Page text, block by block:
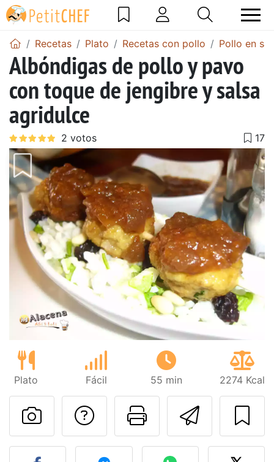
Recetas Plato Recetas con pollo Pollo en
Albóndigas de pollo y pavo
con toque de jengibre y salsa
agridulce
Plato Fácil 55 min 2274 Kcal
Imprimir
Preguntar al autor
Publicar la foto de esta